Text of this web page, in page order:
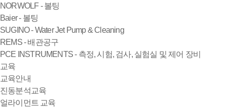
NORWOLF - 볼팅
Baier - 볼팅
SUGINO - Water Jet Pump & Cleaning
REMS - 배관공구
PCE INSTRUMENTS - 측정, 시험, 검사, 실험실 및 제어 장비
교육
교육안내
진동분석교육
얼라이먼트 교육